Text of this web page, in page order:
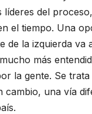
líderes del
el tiempo. Una
de la izquierda va
más
la gente. Se trata
cambio, una vía